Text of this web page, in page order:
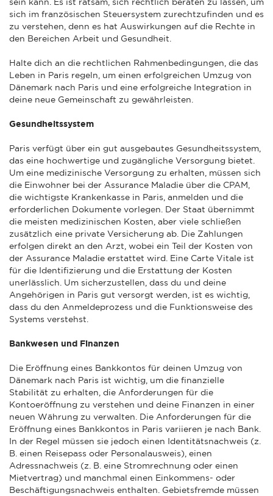
sich im französischen Steuersystem zurechtzufinden und es
zu verstehen, denn es hat Auswirkungen auf die Rechte in
den Bereichen Arbeit und Gesundheit.
Halte dich an die rechtlichen Rahmenbedingungen, die das
Leben in Paris regeln, um einen erfolgreichen Umzug von
Dänemark nach Paris und eine erfolgreiche Integration in
deine neue Gemeinschaft zu gewährleisten.
Gesundheitssystem
Paris verfügt über ein gut ausgebautes Gesundheitssystem,
das eine hochwertige und zugängliche Versorgung bietet.
Um eine medizinische Versorgung zu erhalten, müssen sich
die Einwohner bei der Assurance Maladie über die CPAM,
die wichtigste Krankenkasse in Paris, anmelden und die
erforderlichen Dokumente vorlegen. Der Staat übernimmt
die meisten medizinischen Kosten, aber viele schließen
zusätzlich eine private Versicherung ab. Die Zahlungen
erfolgen direkt an den Arzt, wobei ein Teil der Kosten von
der Assurance Maladie erstattet wird. Eine Carte Vitale ist
für die Identifizierung und die Erstattung der Kosten
unerlässlich. Um sicherzustellen, dass du und deine
Angehörigen in Paris gut versorgt werden, ist es wichtig,
dass du den Anmeldeprozess und die Funktionsweise des
Systems verstehst.
Bankwesen und Finanzen
Die Eröffnung eines Bankkontos für deinen Umzug von
Dänemark nach Paris ist wichtig, um die finanzielle
Stabilität zu erhalten, die Anforderungen für die
Kontoeröffnung zu verstehen und deine Finanzen in einer
neuen Währung zu verwalten. Die Anforderungen für die
Eröffnung eines Bankkontos in Paris variieren je nach Bank.
In der Regel müssen sie jedoch einen Identitätsnachweis (z.
B. einen Reisepass oder Personalausweis), einen
Adressnachweis (z. B. eine Stromrechnung oder einen
Mietvertrag) und manchmal einen Einkommens- oder
Beschäftigungsnachweis enthalten. Gebietsfremde müssen